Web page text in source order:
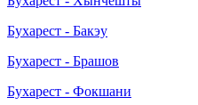
Бухарест - Бакэу
Бухарест - Брашов
Бухарест - Фокшани